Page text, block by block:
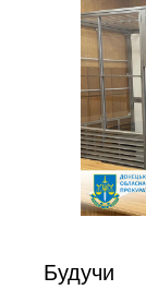
Будучи